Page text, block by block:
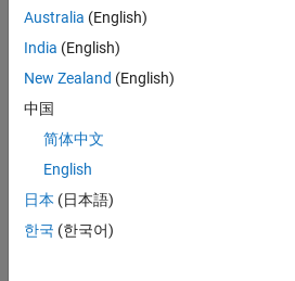
Australia (English)
India (English)
New Zealand (English)
中国
简体中文
English
日本 (日本語)
한국 (한국어)